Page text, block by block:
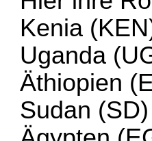
Kenia
Uganda
Äthiopien
Sudan